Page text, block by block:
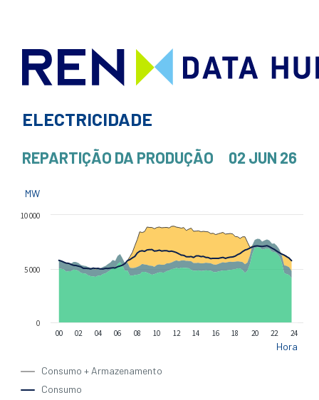
ELECTRICIDADE
REPARTIÇÃO DA PRODUÇÃO 02 JUN 26
Hora
MW
00 02 04 06 08 10 12 14 16 18 20 22 24
0
5 000
10 000
Consumo + Armazenamento
Consumo